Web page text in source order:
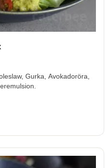
Gurka, Avokadoröra,